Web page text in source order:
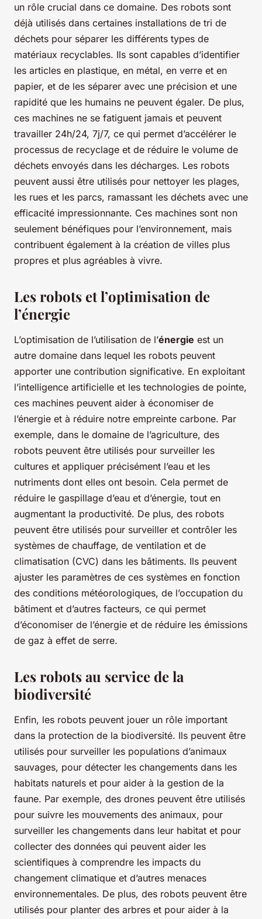
un rôle crucial dans ce domaine. Des robots sont
déjà utilisés dans certaines installations de tri de
déchets pour séparer les différents types de
matériaux recyclables. Ils sont capables d’identifier
les articles en plastique, en métal, en verre et en
papier, et de les séparer avec une précision et une
rapidité que les humains ne peuvent égaler. De plus,
ces machines ne se fatiguent jamais et peuvent
travailler 24h/24, 7j/7, ce qui permet d’accélérer le
processus de recyclage et de réduire le volume de
déchets envoyés dans les décharges. Les robots
peuvent aussi être utilisés pour nettoyer les plages,
les rues et les parcs, ramassant les déchets avec une
efficacité impressionnante. Ces machines sont non
seulement bénéfiques pour l’environnement, mais
contribuent également à la création de villes plus
propres et plus agréables à vivre.
Les robots et l’optimisation de
l’énergie
L’optimisation de l’utilisation de l’énergie est un
autre domaine dans lequel les robots peuvent
apporter une contribution significative. En exploitant
l’intelligence artificielle et les technologies de pointe,
ces machines peuvent aider à économiser de
l’énergie et à réduire notre empreinte carbone. Par
exemple, dans le domaine de l’agriculture, des
robots peuvent être utilisés pour surveiller les
cultures et appliquer précisément l’eau et les
nutriments dont elles ont besoin. Cela permet de
réduire le gaspillage d’eau et d’énergie, tout en
augmentant la productivité. De plus, des robots
peuvent être utilisés pour surveiller et contrôler les
systèmes de chauffage, de ventilation et de
climatisation (CVC) dans les bâtiments. Ils peuvent
ajuster les paramètres de ces systèmes en fonction
des conditions météorologiques, de l’occupation du
bâtiment et d’autres facteurs, ce qui permet
d’économiser de l’énergie et de réduire les émissions
de gaz à effet de serre.
Les robots au service de la
biodiversité
Enfin, les robots peuvent jouer un rôle important
dans la protection de la biodiversité. Ils peuvent être
utilisés pour surveiller les populations d’animaux
sauvages, pour détecter les changements dans les
habitats naturels et pour aider à la gestion de la
faune. Par exemple, des drones peuvent être utilisés
pour suivre les mouvements des animaux, pour
surveiller les changements dans leur habitat et pour
collecter des données qui peuvent aider les
scientifiques à comprendre les impacts du
changement climatique et d’autres menaces
environnementales. De plus, des robots peuvent être
utilisés pour planter des arbres et pour aider à la